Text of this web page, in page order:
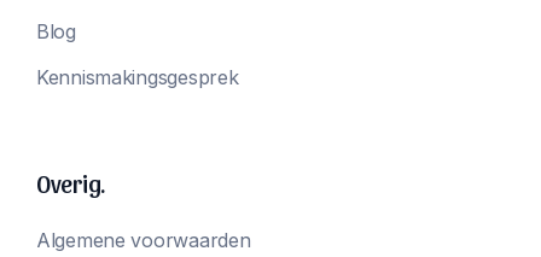
Blog
Kennismakingsgesprek
Overig.
Algemene voorwaarden